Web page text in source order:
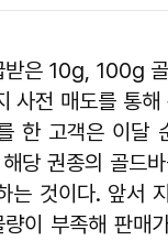
은 10g, 100g
사전 매도를 통해
한 고객은 이달
당 권종의 골드
는 것이다. 앞서
이 부족해 판매